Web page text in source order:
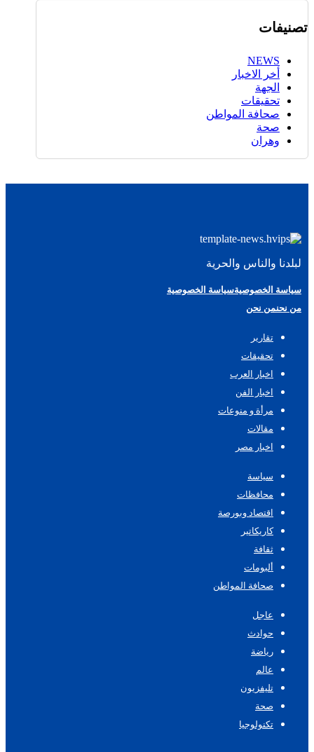
تصنيفات
NEWS
أخر الاخبار
الجهة
تحقيقات
صحافة المواطن
صحة
وهران
لبلدنا والناس والحرية
سياسة الخصوصيةسياسة الخصوصية
من نحنمن نحن
تقارير
تحقيقات
اخبار العرب
اخبار الفن
مرأة و منوعات
مقالات
اخبار مصر
سياسة
محافظات
اقتصاد وبورصة
كاريكاتير
ثقافة
ألبومات
صحافة المواطن
عاجل
حوادث
رياضة
عالم
تليفزيون
صحة
تكنولوجيا